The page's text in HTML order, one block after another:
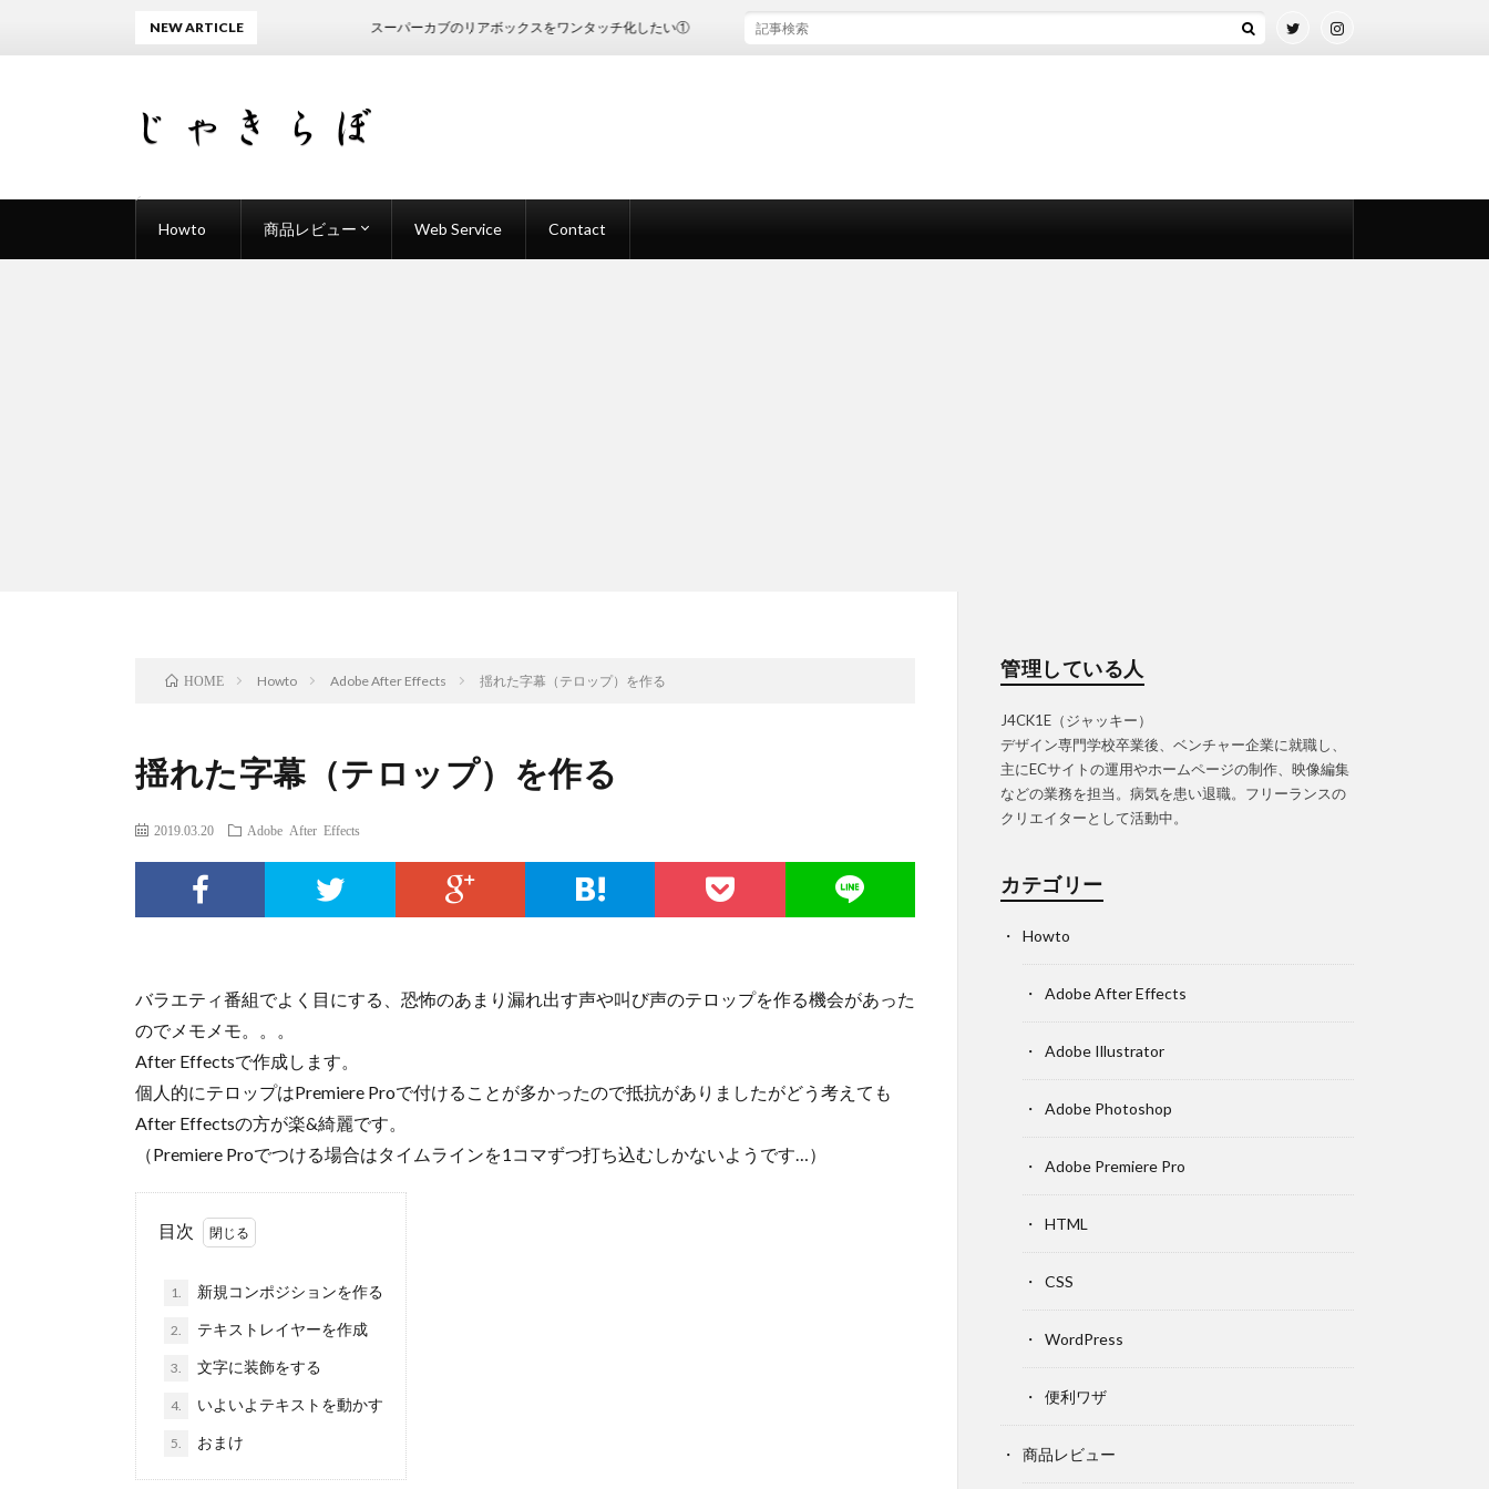
Howto 商品レビュー Web Service Contact
NEW ARTICLE スーパーカブのリアボックスをワンタッチ化したい①
HOME Howto Adobe After Effects 揺れた字幕（テロップ）を作る
揺れた字幕（テロップ）を作る
2019.03.20 Adobe After Effects
バラエティ番組でよく目にする、恐怖のあまり漏れ出す声や叫び声のテロップを作る機会があった
のでメモメモ。。。
After Effectsで作成します。
個人的にテロップはPremiere Proで付けることが多かったので抵抗がありましたがどう考えても
After Effectsの方が楽&綺麗です。
（Premiere Proでつける場合はタイムラインを1コマずつ打ち込むしかないようです…）
目次
1. 新規コンポジションを作る
2. テキストレイヤーを作成
3. 文字に装飾をする
4. いよいよテキストを動かす
5. おまけ
管理している人
J4CK1E（ジャッキー）
デザイン専門学校卒業後、ベンチャー企業に就職し、
主にECサイトの運用やホームページの制作、映像編集
などの業務を担当。病気を患い退職。フリーランスの
クリエイターとして活動中。
カテゴリー
Howto
Adobe After Effects
Adobe Illustrator
Adobe Photoshop
Adobe Premiere Pro
HTML
CSS
WordPress
便利ワザ
商品レビュー